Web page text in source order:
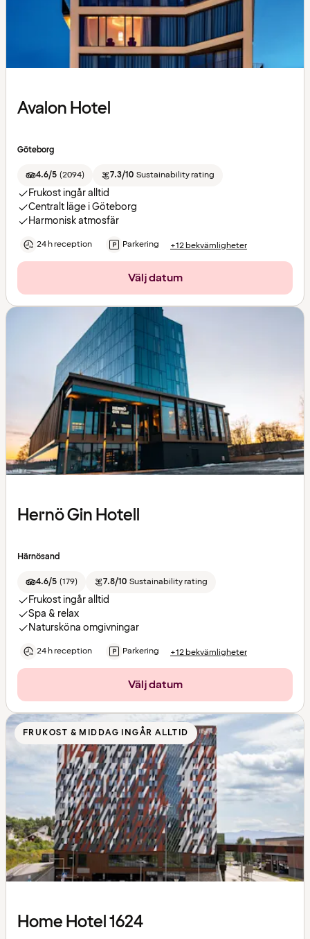
Avalon Hotel
Göteborg
4.6/5 (2094) 7.3/10 Sustainability rating
Frukost ingår alltid
Centralt läge i Göteborg
Harmonisk atmosfär
24 h reception Parkering +12 bekvämligheter
Välj datum
Hernö Gin Hotell
Härnösand
4.6/5 (179) 7.8/10 Sustainability rating
Frukost ingår alltid
Spa & relax
Natursköna omgivningar
24 h reception Parkering +12 bekvämligheter
Välj datum
FRUKOST & MIDDAG INGÅR ALLTID
Home Hotel 1624